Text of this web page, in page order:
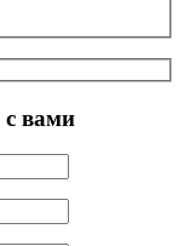
вами